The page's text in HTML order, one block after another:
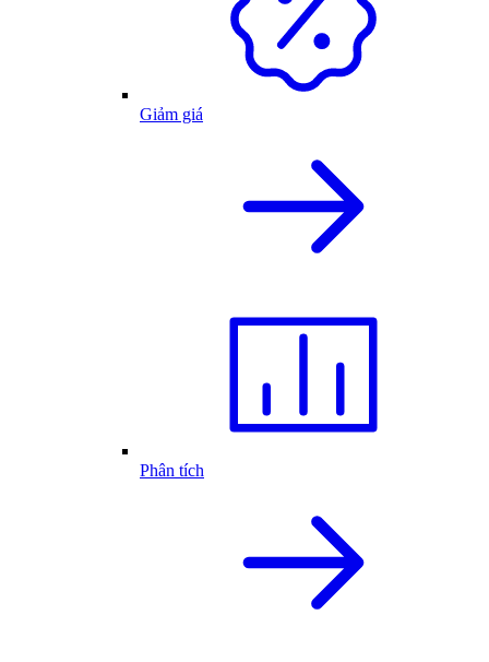
Giảm giá
Phân tích